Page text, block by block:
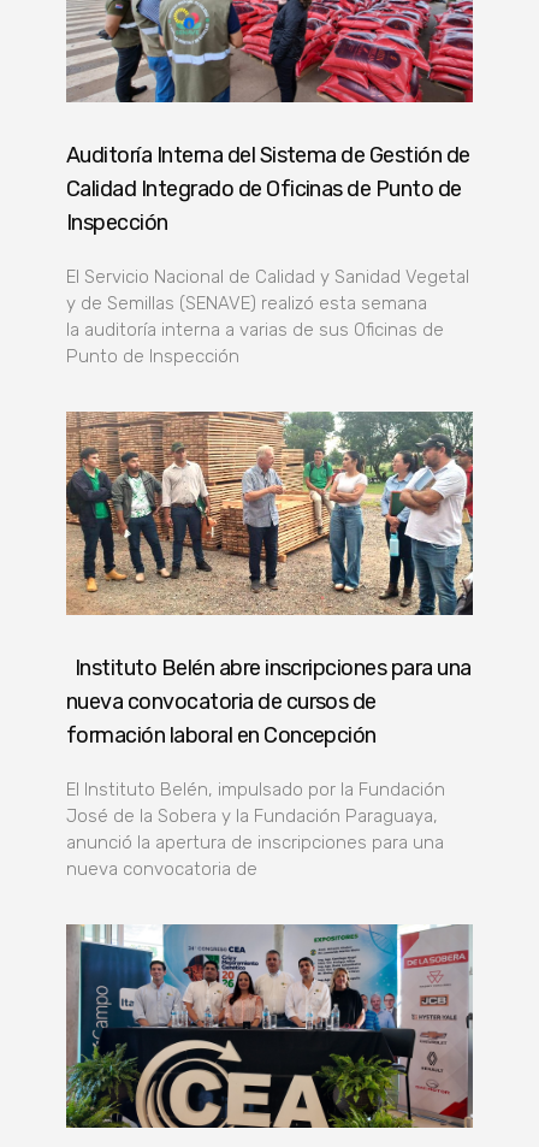
Auditoría Interna del Sistema de Gestión de
Calidad Integrado de Oficinas de Punto de
Inspección
El Servicio Nacional de Calidad y Sanidad Vegetal
y de Semillas (SENAVE) realizó esta semana
la auditoría interna a varias de sus Oficinas de
Punto de Inspección
Instituto Belén abre inscripciones para una
nueva convocatoria de cursos de
formación laboral en Concepción
El Instituto Belén, impulsado por la Fundación
José de la Sobera y la Fundación Paraguaya,
anunció la apertura de inscripciones para una
nueva convocatoria de